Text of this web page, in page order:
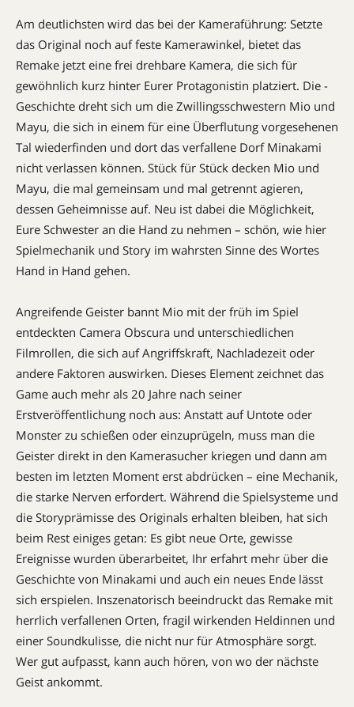
Am deutlichsten wird das bei der Kameraführung: Setzte
das Original noch auf feste Kamerawinkel, bietet das
Remake jetzt eine frei drehbare Kamera, die sich für
gewöhnlich kurz hinter Eurer Protagonistin platziert. Die ­
Geschichte dreht sich um die Zwillings­schwestern Mio und
Mayu, die sich in einem für eine Überflutung vorgesehenen
Tal wiederfinden und dort das verfallene Dorf ­Minakami
nicht verlassen können. Stück für Stück decken Mio und
Mayu, die mal gemeinsam und mal getrennt agieren,
dessen Geheimnisse auf. Neu ist dabei die Möglichkeit,
Eure Schwester an die Hand zu nehmen – schön, wie hier
Spielmechanik und ­Story im wahrsten Sinne des Wortes
Hand in Hand gehen.
Angreifende Geister bannt Mio mit der früh im Spiel
entdeckten Camera Obscura und unterschiedlichen
Filmrollen, die sich auf Angriffskraft, Nachladezeit oder
andere Faktoren auswirken. Dieses Element zeichnet das
Game auch mehr als 20 Jahre nach seiner
Erstveröffentlichung noch aus: Anstatt auf Untote oder
Monster zu schießen oder einzuprügeln, muss man die
Geis­ter direkt in den Kamerasucher kriegen und dann am
besten im letzten Moment erst abdrücken – eine Mechanik,
die starke Nerven erfordert. Während die Spielsys­teme und
die Storyprämisse des Originals erhalten bleiben, hat sich
beim Rest einiges getan: Es gibt neue Orte, gewisse
Ereignisse wurden überarbeitet, Ihr erfahrt mehr über die
Geschichte von ­Minakami und auch ein neues Ende lässt
sich erspielen. Inszenatorisch beeindruckt das Remake mit
herrlich verfallenen Orten, fragil wirkenden Heldinnen und
einer Soundkulisse, die nicht nur für Atmosphäre sorgt.
Wer gut aufpasst, kann auch hören, von wo der nächste
Geist ankommt.